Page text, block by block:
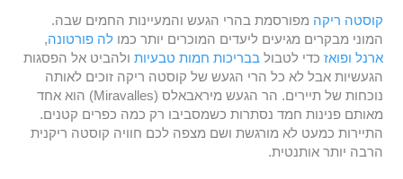
קוסטה ריקה מפורסמת בהרי הגעש והמעיינות החמים שבה.
המוני מבקרים מגיעים ליעדים המוכרים יותר כמולה פורטונה,
ארנל ופואז כדי לטבול בבריכות חמות טבעיות ולהביט אל הפסגות
הגעשיות אבל לא כל הרי הגעש של קוסטה ריקה זוכים לאותה
נוכחות של תיירים. הר הגעש מיראבאלס (Miravalles) הוא אחד
מאותם פנינות חמד נסתרות כשמסביבו רק כמה כפרים קטנים.
התיירות כמעט לא מורגשת ושם מצפה לכם חוויה קוסטה ריקנית
הרבה יותר אותנטית.